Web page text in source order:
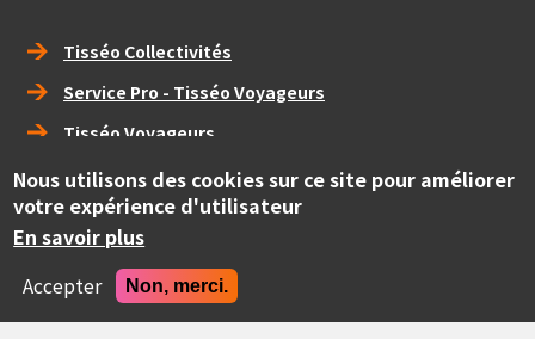
Right_footer
Tisséo Collectivités
Service Pro - Tisséo Voyageurs
Tisséo Voyageurs
social
© Tisséo Collectivités 2020 - Autorité organisatrice des
mobilités de la grande agglomération toulousaine.
Nous utilisons des cookies sur ce site pour améliorer
votre expérience d'utilisateur
En savoir plus
Accepter
Non, merci.